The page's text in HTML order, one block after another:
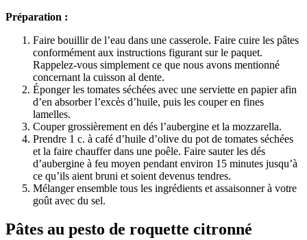
Préparation :
Faire bouillir de l’eau dans une casserole. Faire cuire les pâtes
conformément aux instructions figurant sur le paquet.
Rappelez-vous simplement ce que nous avons mentionné
concernant la cuisson al dente.
Éponger les tomates séchées avec une serviette en papier afin
d’en absorber l’excès d’huile, puis les couper en fines
lamelles.
Couper grossièrement en dés l’aubergine et la mozzarella.
Prendre 1 c. à café d’huile d’olive du pot de tomates séchées
et la faire chauffer dans une poêle. Faire sauter les dés
d’aubergine à feu moyen pendant environ 15 minutes jusqu’à
ce qu’ils aient bruni et soient devenus tendres.
Mélanger ensemble tous les ingrédients et assaisonner à votre
goût avec du sel.
Pâtes au pesto de roquette citronné